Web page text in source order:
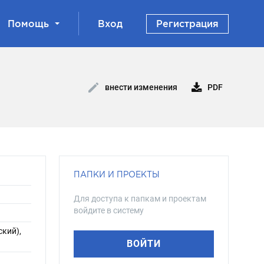
Помощь Вход Регистрация
внести изменения PDF
ПАПКИ И ПРОЕКТЫ
Для доступа к папкам и проектам
войдите в систему
ВОЙТИ